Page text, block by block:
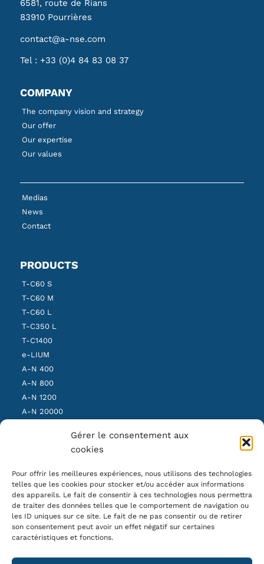
Gérer le consentement aux
cookies
Pour offrir les meilleures expériences, nous utilisons des technologies
telles que les cookies pour stocker et/ou accéder aux informations
des appareils. Le fait de consentir à ces technologies nous permettra
de traiter des données telles que le comportement de navigation ou
les ID uniques sur ce site. Le fait de ne pas consentir ou de retirer
son consentement peut avoir un effet négatif sur certaines
caractéristiques et fonctions.
6581, route de Rians
83910 Pourrières
contact@a-nse.com
Tel : +33 (0)4 84 83 08 37
COMPANY
The company vision and strategy
Our offer
Our expertise
Our values
Medias
News
Contact
PRODUCTS
T-C60 S
T-C60 M
T-C60 L
T-C350 L
T-C1400
e-LIUM
A-N 400
A-N 800
A-N 1200
A-N 20000
OUR NEWSLETTER